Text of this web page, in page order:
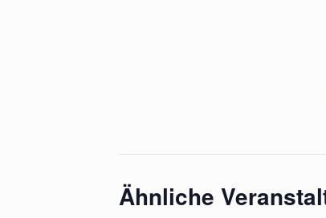
Ähnliche